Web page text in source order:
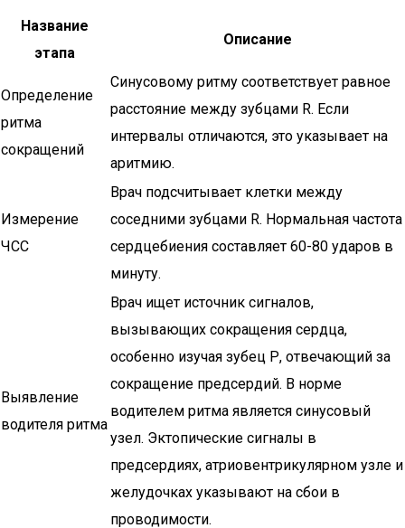
Название
этапа
Описание
Определение
ритма
сокращений
Синусовому ритму соответствует равное
расстояние между зубцами R. Если
интервалы отличаются, это указывает на
аритмию.
Измерение
ЧСС
Врач подсчитывает клетки между
соседними зубцами R. Нормальная частота
сердцебиения составляет 60-80 ударов в
минуту.
Выявление
водителя ритма
Врач ищет источник сигналов,
вызывающих сокращения сердца,
особенно изучая зубец Р, отвечающий за
сокращение предсердий. В норме
водителем ритма является синусовый
узел. Эктопические сигналы в
предсердиях, атриовентрикулярном узле и
желудочках указывают на сбои в
проводимости.